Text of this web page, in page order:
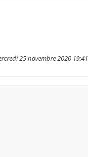
25 novembre 2020 19:41